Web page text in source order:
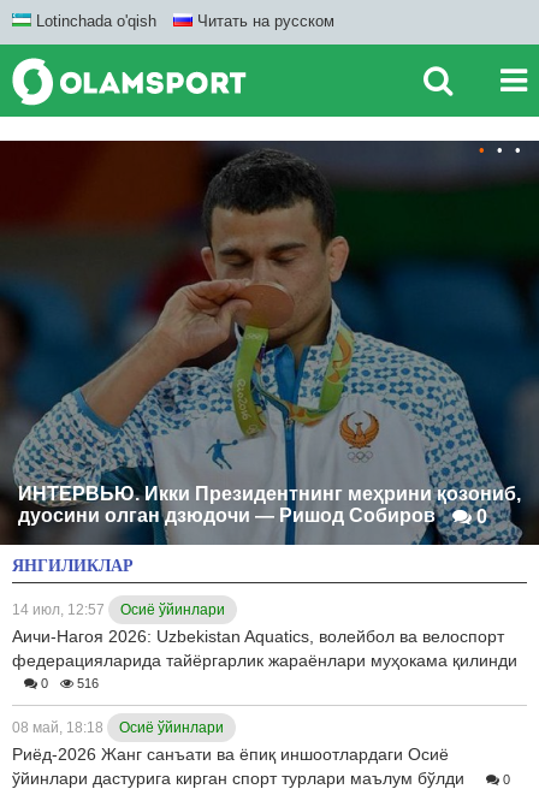
Lotinchada o'qish Читать на русском
ИНТЕРВЬЮ. Икки Президентнинг меҳрини қозониб,
дуосини олган дзюдочи — Ришод Собиров
0
• • •
ЯНГИЛИКЛАР
14 июл, 12:57 Осиё ўйинлари
Аичи-Нагоя 2026: Uzbekistan Aquatics, волейбол ва велоспорт
федерацияларида тайёргарлик жараёнлари муҳокама қилинди
0 516
08 май, 18:18 Осиё ўйинлари
Риёд-2026 Жанг санъати ва ёпиқ иншоотлардаги Осиё
ўйинлари дастурига кирган спорт турлари маълум бўлди
0